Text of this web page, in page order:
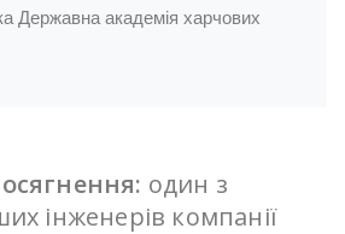
Державна академія харчових
один з
інженерів компанії